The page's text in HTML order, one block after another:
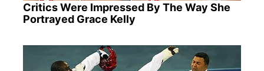
Critics Were Impressed By The Way She
Portrayed Grace Kelly